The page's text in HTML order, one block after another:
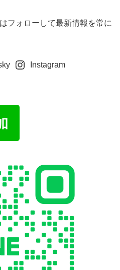
フォローして最新情報を常に
Instagram